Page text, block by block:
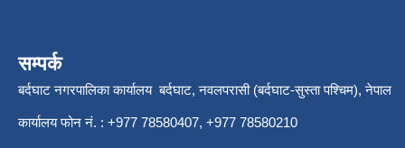
सम्पर्क
बर्दघाट नगरपालिका कार्यालय बर्दघाट, नवलपरासी (बर्दघाट-सुस्ता पश्चिम), नेपाल
कार्यालय फोन नं. : +977 78580407, +977 78580210